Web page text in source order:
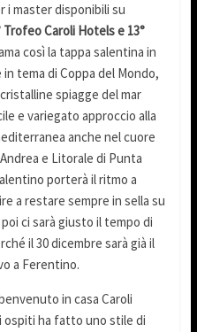
i master disponibili su
Trofeo Caroli Hotels e 13°
così la tappa salentina in
tema di Coppa del Mondo,
spiagge del mar
e variegato approccio alla
anche nel cuore
e Litorale di Punta
porterà il ritmo a
a restare sempre in sella su
ci sarà giusto il tempo di
il 30 dicembre sarà già il
a Ferentino.
in casa Caroli
ospiti ha fatto uno stile di